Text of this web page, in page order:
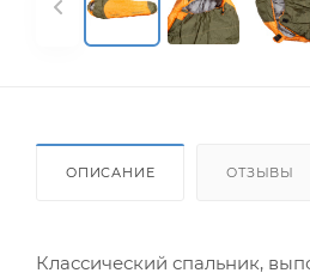
ОПИСАНИЕ ОТЗЫВЫ
Классический спальник,